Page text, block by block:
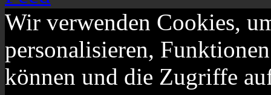
Wir verwenden Cookies,
personalisieren,
können und die Zugriffe